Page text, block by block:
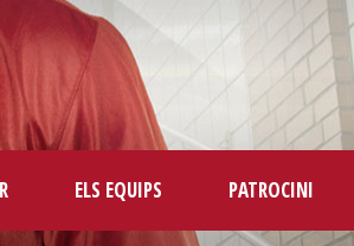
ELS EQUIPS PATROCINI